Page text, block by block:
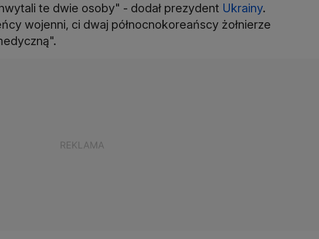
te dwie osoby" - dodał prezydent Ukrainy.
wojenni, ci dwaj północnokoreańscy żołnierze